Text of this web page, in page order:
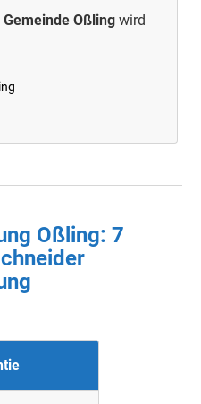
Gemeinde Oßling wird
Oßling: 7